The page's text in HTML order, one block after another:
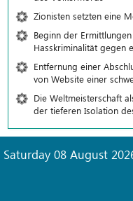
Zionisten setzten eine
Beginn der
Hasskriminalität gegen
Entfernung einer
von Website einer
Die Weltmeisterschaft
der tieferen Isolation
Saturday 08 August